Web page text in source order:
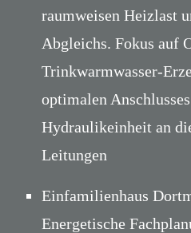
raumweisen Heizlast
Abgleichs. Fokus auf
Trinkwarmwasser-
optimalen
Hydraulikeinheit an
Leitungen
Einfamilienhaus
Energetische